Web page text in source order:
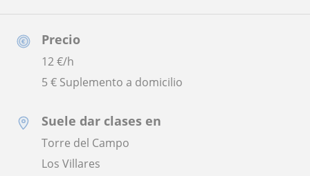
Precio
12€/h
5 € Suplemento a domicilio
Suele dar clases en
Torre del Campo
Los Villares